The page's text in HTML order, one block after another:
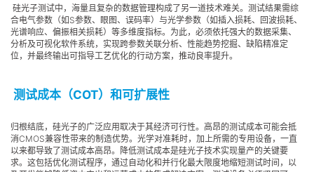
硅光子测试中，海量且复杂的数据管理构成了另一道技术难关。测试结果需综
合电气参数（如S参数、眼图、误码率）与光学参数（如插入损耗、回波损耗、
光谱响应、偏振相关损耗）等多维度指标。为此，必须依托强大的数据采集、
分析及可视化软件系统，实现跨参数关联分析、性能趋势挖掘、缺陷精准定
位，并最终输出可指导工艺优化的行动方案，推动良率提升。
测试成本（COT）和可扩展性
归根结底，硅光子的广泛应用取决于其经济可行性。高昂的测试成本可能会抵
消CMOS兼容性带来的制造优势。光学对准耗时，加上所需的专用设备，一直
以来都导致了测试成本高昂。降低测试成本是硅光子技术实现量产的关键要
求。这包括优化测试程序，通过自动化和并行化最大限度地缩短测试时间，以